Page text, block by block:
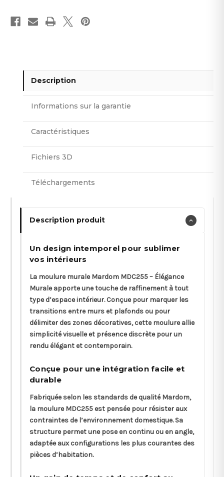
Description
Informations sur la garantie
Caractéristiques
Fichiers 3D
Téléchargements
Description produit
Un design intemporel pour sublimer
vos intérieurs
La moulure murale Mardom MDC255 – Élégance
Murale apporte une touche de raffinement à tout
type d’espace intérieur. Conçue pour marquer les
transitions entre murs et plafonds ou pour
délimiter des zones décoratives, cette moulure allie
simplicité visuelle et présence discrète pour un
rendu élégant et contemporain.
Conçue pour une intégration facile et
durable
Fabriquée selon les standards de qualité Mardom,
la moulure MDC255 est pensée pour résister aux
contraintes de l’environnement domestique. Sa
structure permet une pose en continu ou en angle,
adaptée aux configurations les plus courantes des
pièces d’habitation.